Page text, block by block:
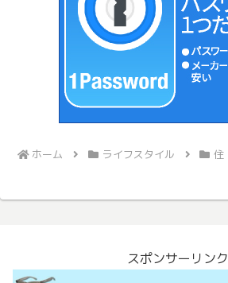
ホーム ライフスタイル 住
スポンサーリンク